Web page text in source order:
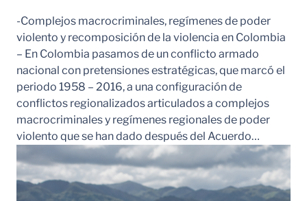
-Complejos macrocriminales, regímenes de poder
violento y recomposición de la violencia en Colombia
– En Colombia pasamos de un conflicto armado
nacional con pretensiones estratégicas, que marcó el
periodo 1958 – 2016, a una configuración de
conflictos regionalizados articulados a complejos
macrocriminales y regímenes regionales de poder
violento que se han dado después del Acuerdo…